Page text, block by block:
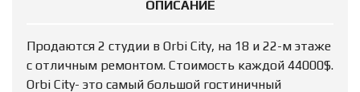
ОПИСАНИЕ
Продаются 2 студии в Orbi City, на 18 и 22-м этаже
с отличным ремонтом. Стоимость каждой 44000$.
Orbi City- это самый большой гостиничный